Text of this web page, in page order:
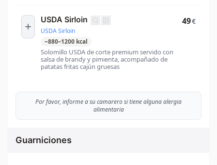
USDA Sirloin
USDA Sirloin
~880–1200 kcal
Solomillo USDA de corte premium servido con
salsa de brandy y pimienta, acompañado de
patatas fritas cajún gruesas
49€
Por favor, informe a su camarero si tiene alguna alergia
alimentaria
Guarniciones